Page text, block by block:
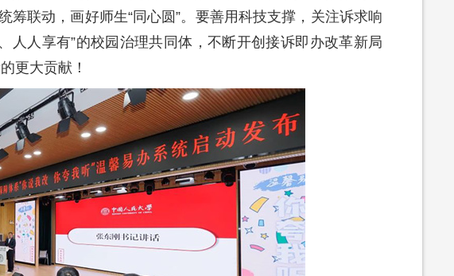
筹联动，画好师生“同心圆”。要善用科技支撑，关注诉求响
人人享有”的校园治理共同体，不断开创接诉即办改革新局
更大贡献！